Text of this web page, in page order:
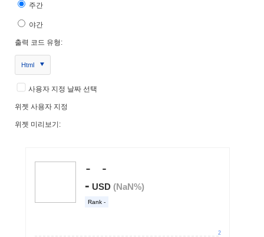
주간
야간
출력 코드 유형:
Html
사용자 지정 날짜 선택
위젯 사용자 지정
위젯 미리보기: